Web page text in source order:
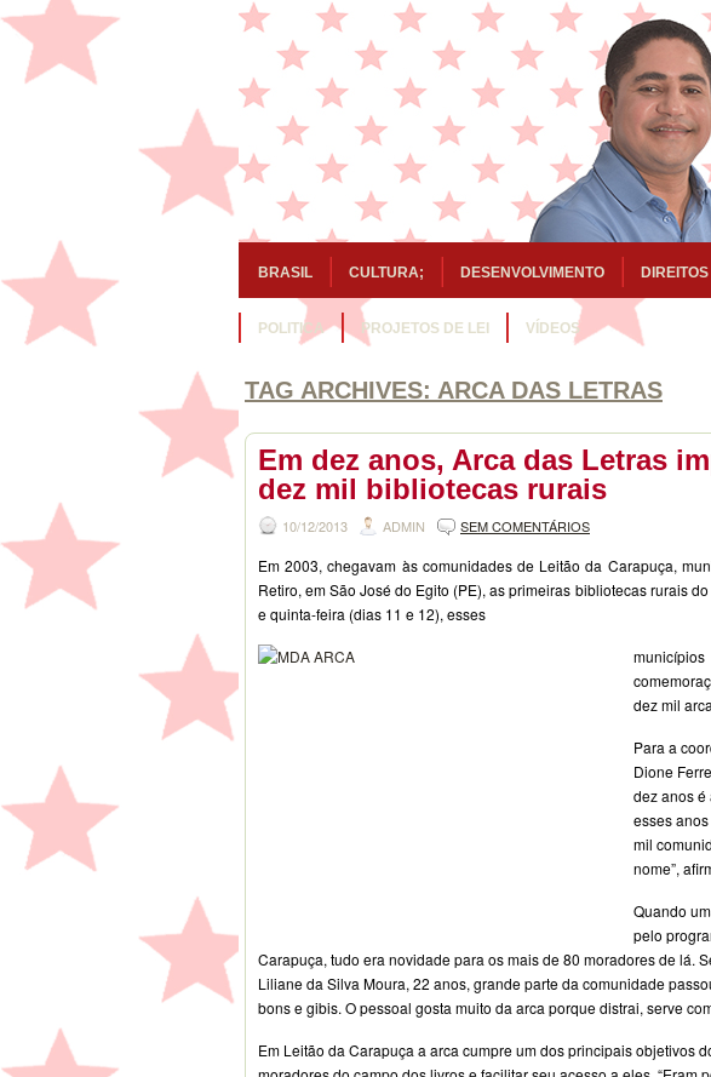
BRASIL CULTURA; DESENVOLVIMENTO
POLITICA PROJETOS DE LEI VÍDEOS
TAG ARCHIVES: ARCA DAS LETRAS
Em dez anos, Arca das Letras
dez mil bibliotecas rurais
10/12/2013 ADMIN SEM COMENTÁRIOS
Em 2003, chegavam às comunidades de Leitão da Carapuça,
Retiro, em São José do Egito (PE), as primeiras bibliotecas rurais
e quinta-feira (dias 11 e 12), esses
dez mil
Para a
Dione
dez anos é
esses
mil
nome”,
Quando
pelo
Carapuça, tudo era novidade para os mais de 80 moradores de lá.
Liliane da Silva Moura, 22 anos, grande parte da comunidade
bons e gibis. O pessoal gosta muito da arca porque distrai, serve
Em Leitão da Carapuça a arca cumpre um dos principais objetivos